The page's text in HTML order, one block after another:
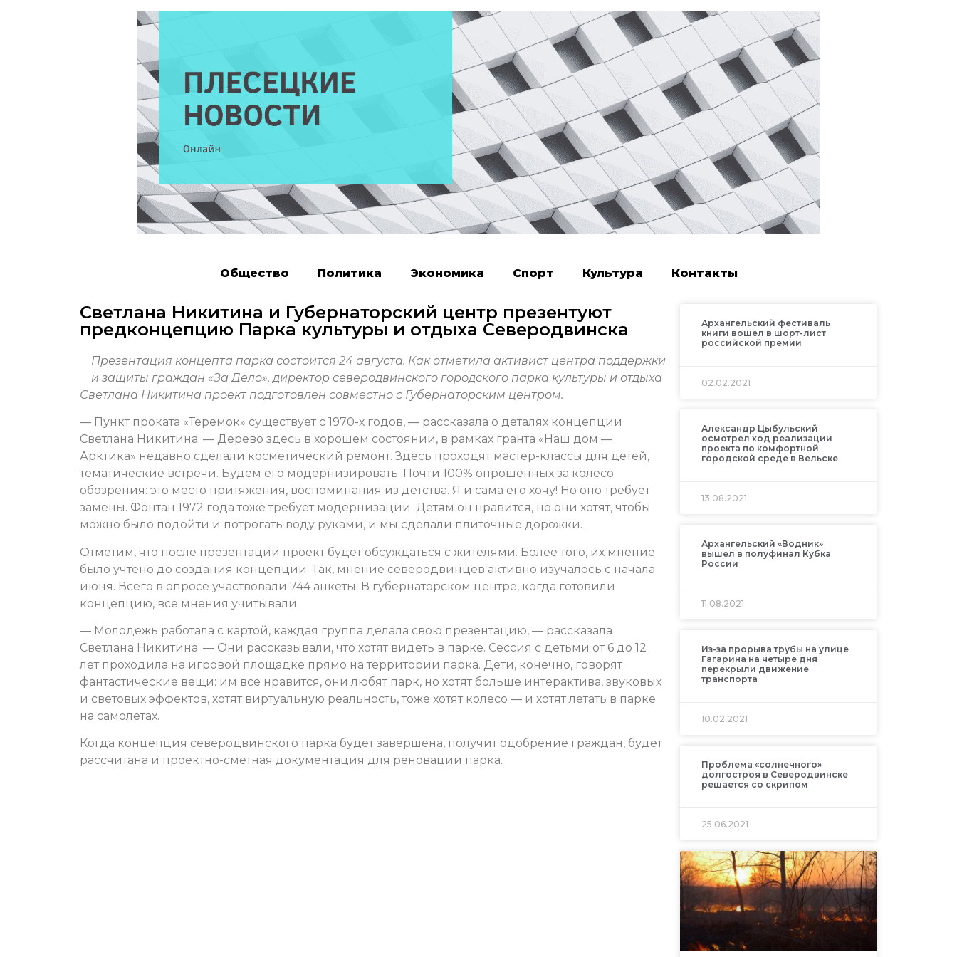
Общество Политика Экономика Спорт Культура Контакты
Светлана Никитина и Губернаторский центр презентуют
предконцепцию Парка культуры и отдыха Северодвинска
Презентация концепта парка состоится 24 августа. Как отметила активист центра поддержки
и защиты граждан «За Дело», директор северодвинского городского парка культуры и отдыха
Светлана Никитина проект подготовлен совместно с Губернаторским центром.
— Пункт проката «Теремок» существует с 1970-х годов, — рассказала о деталях концепции
Светлана Никитина. — Дерево здесь в хорошем состоянии, в рамках гранта «Наш дом —
Арктика» недавно сделали косметический ремонт. Здесь проходят мастер-классы для детей,
тематические встречи. Будем его модернизировать. Почти 100% опрошенных за колесо
обозрения: это место притяжения, воспоминания из детства. Я и сама его хочу! Но оно требует
замены. Фонтан 1972 года тоже требует модернизации. Детям он нравится, но они хотят, чтобы
можно было подойти и потрогать воду руками, и мы сделали плиточные дорожки.
Отметим, что после презентации проект будет обсуждаться с жителями. Более того, их мнение
было учтено до создания концепции. Так, мнение северодвинцев активно изучалось с начала
июня. Всего в опросе участвовали 744 анкеты. В губернаторском центре, когда готовили
концепцию, все мнения учитывали.
— Молодежь работала с картой, каждая группа делала свою презентацию, — рассказала
Светлана Никитина. — Они рассказывали, что хотят видеть в парке. Сессия с детьми от 6 до 12
лет проходила на игровой площадке прямо на территории парка. Дети, конечно, говорят
фантастические вещи: им все нравится, они любят парк, но хотят больше интерактива, звуковых
и световых эффектов, хотят виртуальную реальность, тоже хотят колесо — и хотят летать в парке
на самолетах.
Когда концепция северодвинского парка будет завершена, получит одобрение граждан, будет
рассчитана и проектно-сметная документация для реновации парка.
Архангельский фестиваль
книги вошел в шорт-лист
российской премии
02.02.2021
Александр Цыбульский
осмотрел ход реализации
проекта по комфортной
городской среде в Вельске
13.08.2021
Архангельский «Водник»
вышел в полуфинал Кубка
России
11.08.2021
Из-за прорыва трубы на улице
Гагарина на четыре дня
перекрыли движение
транспорта
10.02.2021
Проблема «солнечного»
долгостроя в Северодвинске
решается со скрипом
25.06.2021